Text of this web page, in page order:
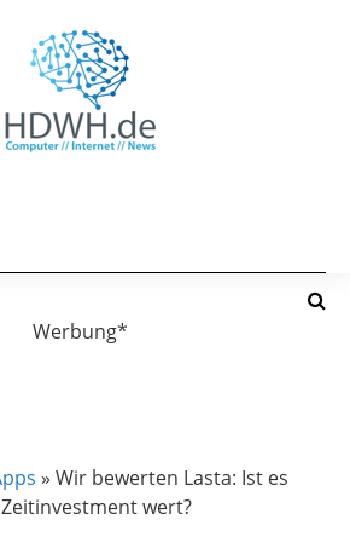
Werbung*
» Wir bewerten Lasta: Ist es
wert?